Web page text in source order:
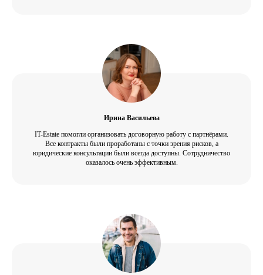
Ирина Васильева
IT-Estate помогли организовать договорную работу с партнёрами.
Все контракты были проработаны с точки зрения рисков, а
юридические консультации были всегда доступны. Сотрудничество
оказалось очень эффективным.